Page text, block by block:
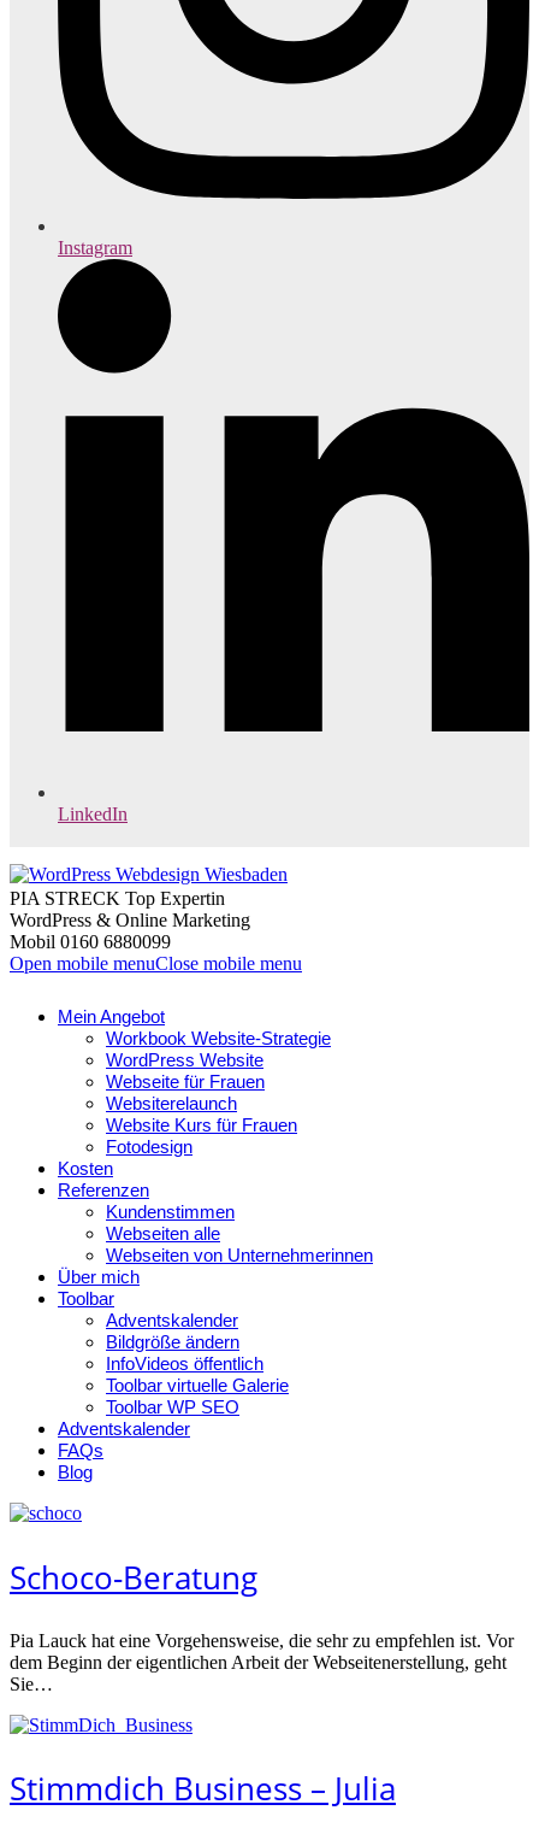
Instagram
LinkedIn
PIA STRECK Top Expertin
WordPress & Online Marketing
Mobil 0160 6880099
Open mobile menuClose mobile menu
Mein Angebot
Workbook Website-Strategie
WordPress Website
Webseite für Frauen
Websiterelaunch
Website Kurs für Frauen
Fotodesign
Kosten
Referenzen
Kundenstimmen
Webseiten alle
Webseiten von Unternehmerinnen
Über mich
Toolbar
Adventskalender
Bildgröße ändern
InfoVideos öffentlich
Toolbar virtuelle Galerie
Toolbar WP SEO
Adventskalender
FAQs
Blog
Schoco-Beratung
Pia Lauck hat eine Vorgehensweise, die sehr zu empfehlen ist. Vor
dem Beginn der eigentlichen Arbeit der Webseitenerstellung, geht
Sie…
Stimmdich Business – Julia